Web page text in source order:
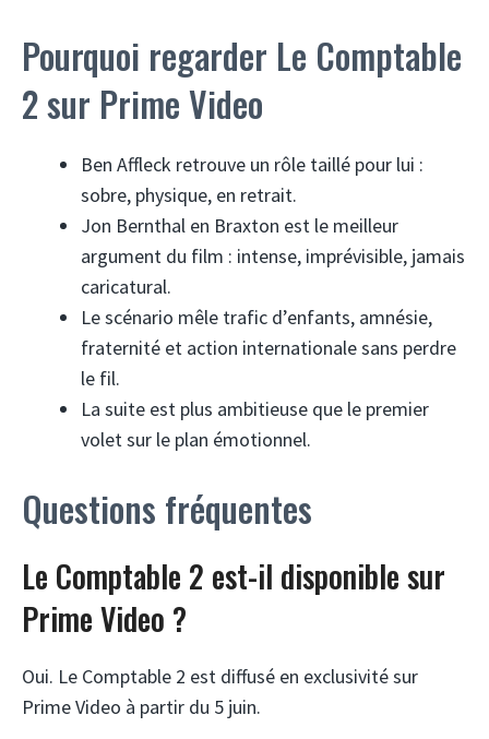
Pourquoi regarder Le Comptable
2 sur Prime Video
Ben Affleck retrouve un rôle taillé pour lui :
sobre, physique, en retrait.
Jon Bernthal en Braxton est le meilleur
argument du film : intense, imprévisible, jamais
caricatural.
Le scénario mêle trafic d’enfants, amnésie,
fraternité et action internationale sans perdre
le fil.
La suite est plus ambitieuse que le premier
volet sur le plan émotionnel.
Questions fréquentes
Le Comptable 2 est-il disponible sur
Prime Video ?
Oui. Le Comptable 2 est diffusé en exclusivité sur
Prime Video à partir du 5 juin.